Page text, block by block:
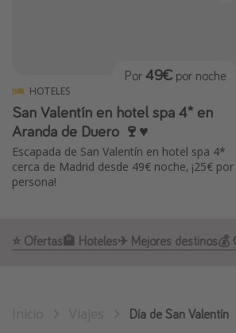
Tailandia
Maldivas
Albania
Camping
Viajar sola como mujer
HOTELES
San Valentín en hotel spa 4* en
Aranda de Duero 🍷♥️
Escapada de San Valentín en hotel spa 4*
cerca de Madrid desde 49€ noche, ¡25€ por
persona!
Por 49€ por noche
⭐️ Ofertas🏨 Hoteles✈ Mejores destinos💰
Día de San Valentín